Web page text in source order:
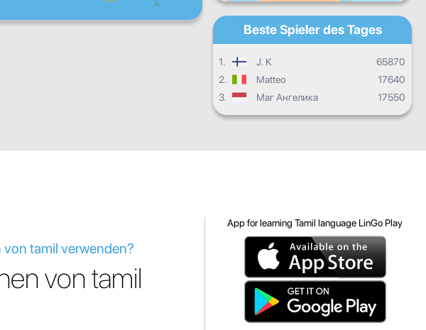
Beste Spieler des Tages
1. J. K
65870
2.
Matteo
17640
3.
Маг Ангелика 17550
tamil verwenden?
von tamil
App for learning Tamil language LinGo Play